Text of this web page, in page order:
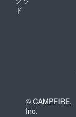
ド
© CAMPFIRE,
Inc.